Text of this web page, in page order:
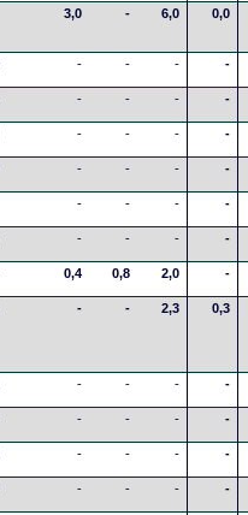
3,0 - 6,0 0,0
- - - -
- - - -
- - - -
- - - -
- - - -
- - - -
0,4 0,8 2,0 -
- - 2,3 0,3
- - - -
- - - -
- - - -
- - - -